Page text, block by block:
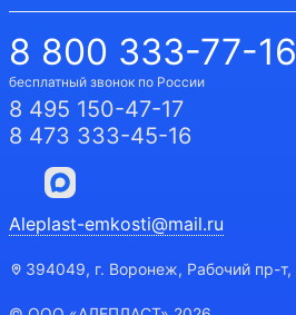
8 800 333-77-16
бесплатный звонок по России
8 495 150-47-17
8 473 333-45-16
Aleplast-emkosti@mail.ru
394049, г. Воронеж, Рабочий пр-т,